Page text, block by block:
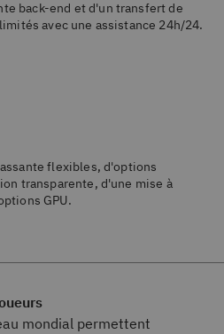
back-end et d'un transfert de
avec une assistance 24h/24.
flexibles, d'options
transparente, d'une mise à
GPU.
mondial permettent